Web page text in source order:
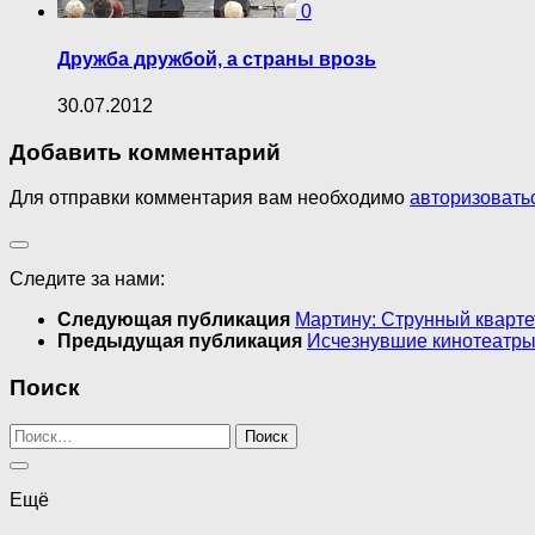
0
Дружба дружбой, а страны врозь
30.07.2012
Добавить комментарий
Для отправки комментария вам необходимо
Следите за нами:
Следующая публикация Мартину: Струнный
Предыдущая публикация Исчезнувшие
Поиск
Найти:
Ещё